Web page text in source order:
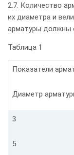
2.7. Количество
их диаметра и
арматуры должны
Таблица 1
Показатели
Диаметр
3
5